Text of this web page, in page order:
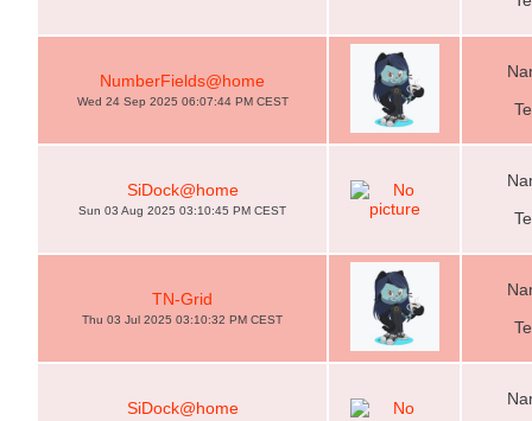
NumberFields@home
Wed 24 Sep 2025 06:07:44 PM CEST
SiDock@home
Sun 03 Aug 2025 03:10:45 PM CEST
TN-Grid
Thu 03 Jul 2025 03:10:32 PM CEST
SiDock@home